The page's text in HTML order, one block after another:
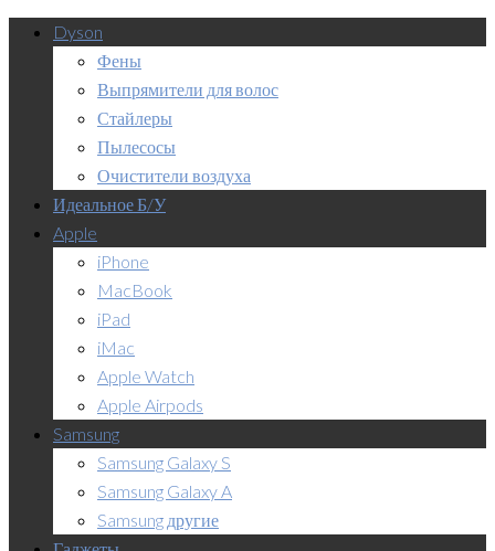
Dyson
Фены
Выпрямители для волос
Стайлеры
Пылесосы
Очистители воздуха
Идеальное Б/У
Apple
iPhone
MacBook
iPad
iMac
Apple Watch
Apple Airpods
Samsung
Samsung Galaxy S
Samsung Galaxy A
Samsung другие